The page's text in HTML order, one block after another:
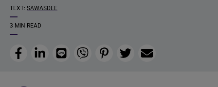
TEXT: SAWASDEE
3 MIN READ
FacebookLinkedIn
Line Viber PinterestTwitterEmail